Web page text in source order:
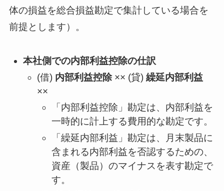
体の損益を総合損益勘定で集計している場合を
前提とします）。
本社側での内部利益控除の仕訳
(借) 内部利益控除×× (貸)繰延内部利益
××
「内部利益控除」勘定は、内部利益を
一時的に計上する費用的な勘定です。
「繰延内部利益」勘定は、月末製品に
含まれる内部利益を否認するための、
資産（製品）のマイナスを表す勘定で
す。